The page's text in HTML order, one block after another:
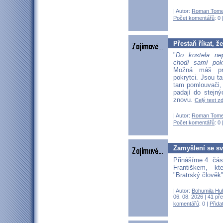
| Autor: Roman
Počet komentářů: 0
Přestaň říkat,
"Do kostela
chodí samí
Možná máš
pokrytci. Jsou
tam
padají do
znovu. Celý text
| Autor: Roman
Počet komentářů: 0
Zamyšlení se
Přinášíme 4.
Františkem,
"Bratrský
| Autor: Bohumila
06. 08. 2026 | 41
komentářů: 0 |